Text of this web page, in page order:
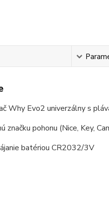
Why Evo2 univerzálny s
pohonu (Nice, Key,
batériou CR2032/3V